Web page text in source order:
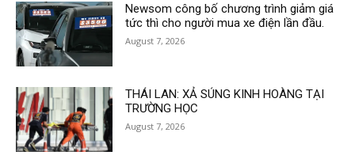
Newsom công bố chương trình giảm giá
tức thì cho người mua xe điện lần đầu.
August 7, 2026
THÁI LAN: XẢ SÚNG KINH HOÀNG TẠI
TRƯỜNG HỌC
August 7, 2026